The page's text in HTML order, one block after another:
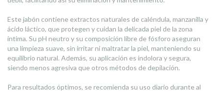
Este jabón contiene extractos naturales de caléndula, manzanilla y
ácido láctico, que protegen y cuidan la delicada piel de la zona
íntima. Su pH neutro y su composición libre de fósforo aseguran
una limpieza suave, sin irritar ni maltratar la piel, manteniendo su
equilibrio natural. Además, su aplicación es indolora y segura,
siendo menos agresiva que otros métodos de depilación.
Para resultados óptimos, se recomienda su uso diario durante al